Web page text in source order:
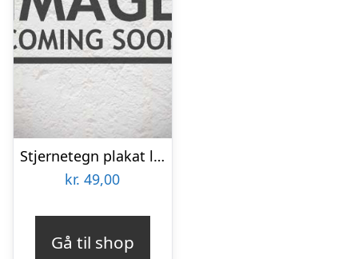
Stjernetegn plakat løve
kr. 49,00
Gå til shop